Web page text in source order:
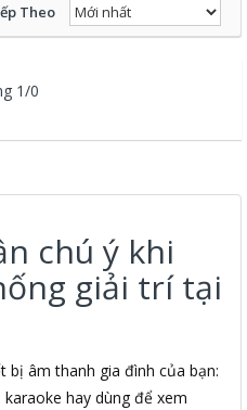
Theo
1/0
chú ý khi
giải trí tại
bị âm thanh gia đình của bạn:
hay dùng để xem